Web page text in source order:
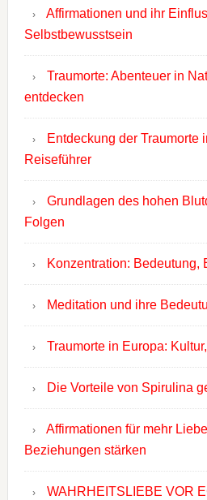
Affirmationen und ihr
Selbstbewusstsein
Traumorte: Abenteuer in
entdecken
Entdeckung der Traumorte
Reiseführer
Grundlagen des hohen
Folgen
Konzentration: Bedeutung,
Meditation und ihre
Traumorte in Europa:
Die Vorteile von Spirulina
Affirmationen für mehr
Beziehungen stärken
WAHRHEITSLIEBE VOR